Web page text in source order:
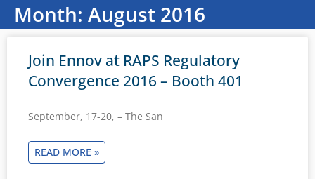
Month: August 2016
Join Ennov at RAPS Regulatory
Convergence 2016 – Booth 401
September, 17-20, – The San
READ MORE »